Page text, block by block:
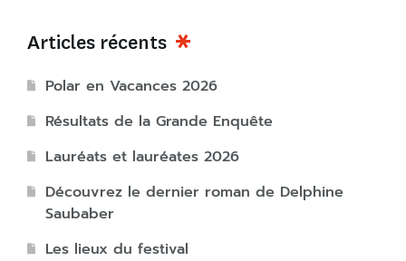
Articles récents
Polar en Vacances 2026
Résultats de la Grande Enquête
Lauréats et lauréates 2026
Découvrez le dernier roman de Delphine
Saubaber
Les lieux du festival